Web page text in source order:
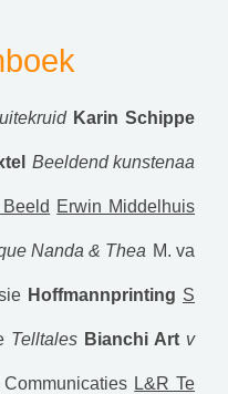
Karin Schippe
Beeldend kunstenaa
Erwin Middelhuis
Nanda & Thea M. va
Hoffmannprinting S
Telltales Bianchi Art v
Communicaties L&R Te